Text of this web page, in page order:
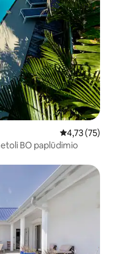
Vidutinis
4,73 (75)
BO paplūdimio